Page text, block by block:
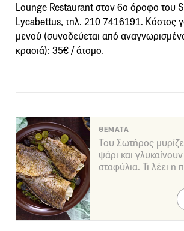
Lounge Restaurant στον 6ο όροφο του
Lycabettus, τηλ. 210 7416191. Κόστος
μενού (συνοδεύεται από
κρασιά): 35€ / άτομο.
ΘΕΜΑΤΑ
Του Σωτήρος
ψάρι και
σταφύλια. Τι λέει η